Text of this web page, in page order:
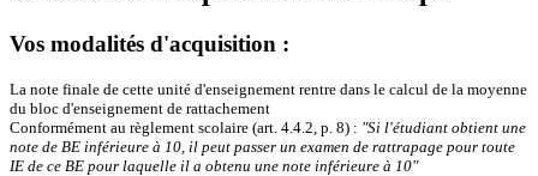
Vos modalités d'acquisition :
La note finale de cette unité d'enseignement rentre dans le calcul de la moyenne
du bloc d'enseignement de rattachement
Conformément au règlement scolaire (art. 4.4.2, p. 8) : "Si l'étudiant obtient une
note de BE inférieure à 10, il peut passer un examen de rattrapage pour toute
IE de ce BE pour laquelle il a obtenu une note inférieure à 10"